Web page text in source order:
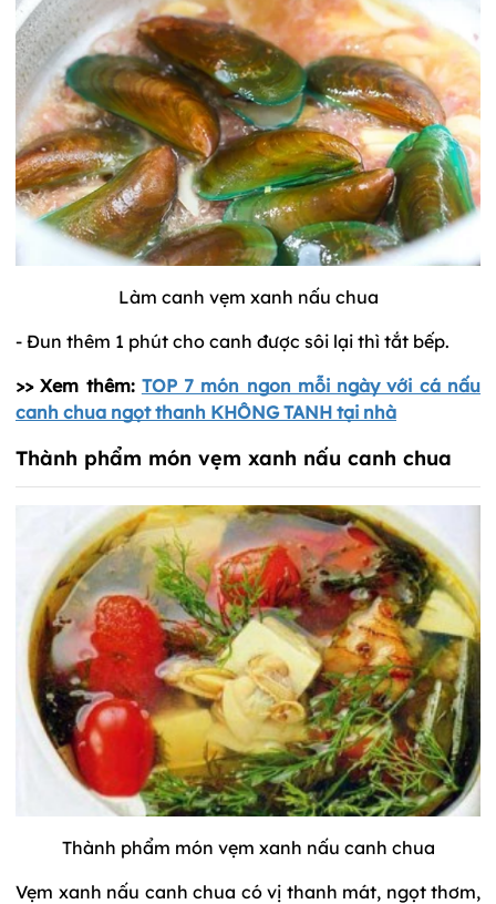
Làm canh vẹm xanh nấu chua
- Đun thêm 1 phút cho canh được sôi lại thì tắt bếp.
>> Xem thêm: TOP 7 món ngon mỗi ngày với cá nấu
canh chua ngọt thanh KHÔNG TANH tại nhà
Thành phẩm món vẹm xanh nấu canh chua
Thành phẩm món vẹm xanh nấu canh chua
Vẹm xanh nấu canh chua có vị thanh mát, ngọt thơm,